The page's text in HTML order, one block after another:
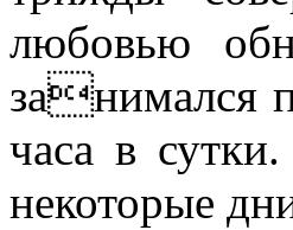
любовью
занимался
часа в
некоторые